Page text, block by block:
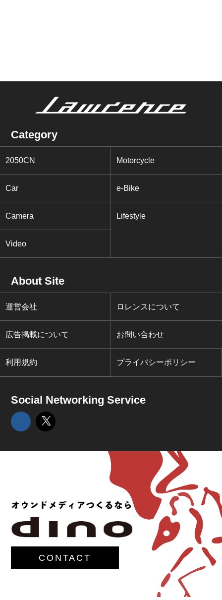
Category
2050CN Motorcycle
Car e-Bike
Camera Lifestyle
Video
About Site
運営会社 ロレンスについて
広告掲載について お問い合わせ
利用規約 プライバシーポリシー
Social Networking Service
CONTACT